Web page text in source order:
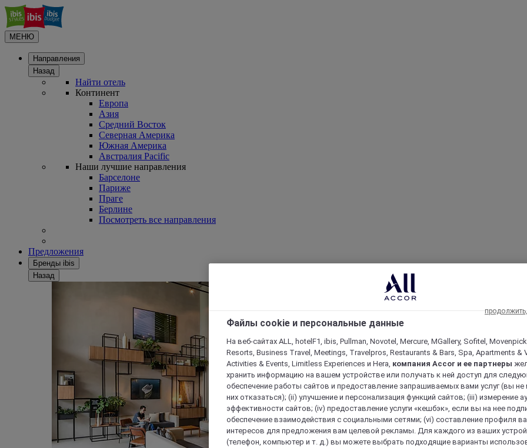
МЕНЮ
Направления
Назад
Найти отель
Континент
Европа
Азия
Средний Восток
Северная Америка
Южная Америка
Австралия Pacific
Наши лучшие направления
Барселоне
Париже
Праге
Берлине
Посмотреть все направления
Предложения
Бренды ibis
Назад
Файлы cookie и персональные данные
На веб-сайтах ALL, hotelF1, ibis, Pullman, Novotel, Mercure, MGallery, Sofitel,
Resorts, Business Travel, Meetings, Travelpros, Restaurants & Bars, Spa, Apartments &
Activities & Events, Limitless Experiences и Hera, компания Accor и ее партнеры
хранить информацию на вашем устройстве или получать к ней доступ для
обеспечение работы сайтов и предоставление запрашиваемых вами услуг (вы
них отказаться); (ii) улучшение и персонализация функций сайтов; (iii) измерение
эффективности сайтов; (iv) предоставление услуги «кешбэк», если вы на нее
обеспечение взаимодействия с социальными сетями; (vi) составление профиля
интересов для предложения вам целевой рекламы. Для каждого из ваших
(телефон, компьютер и т. д.) вы можете выбрать подходящие варианты